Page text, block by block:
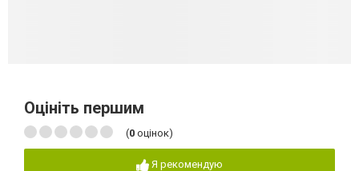
Оцініть першим
(0 оцінок)
Я рекомендую